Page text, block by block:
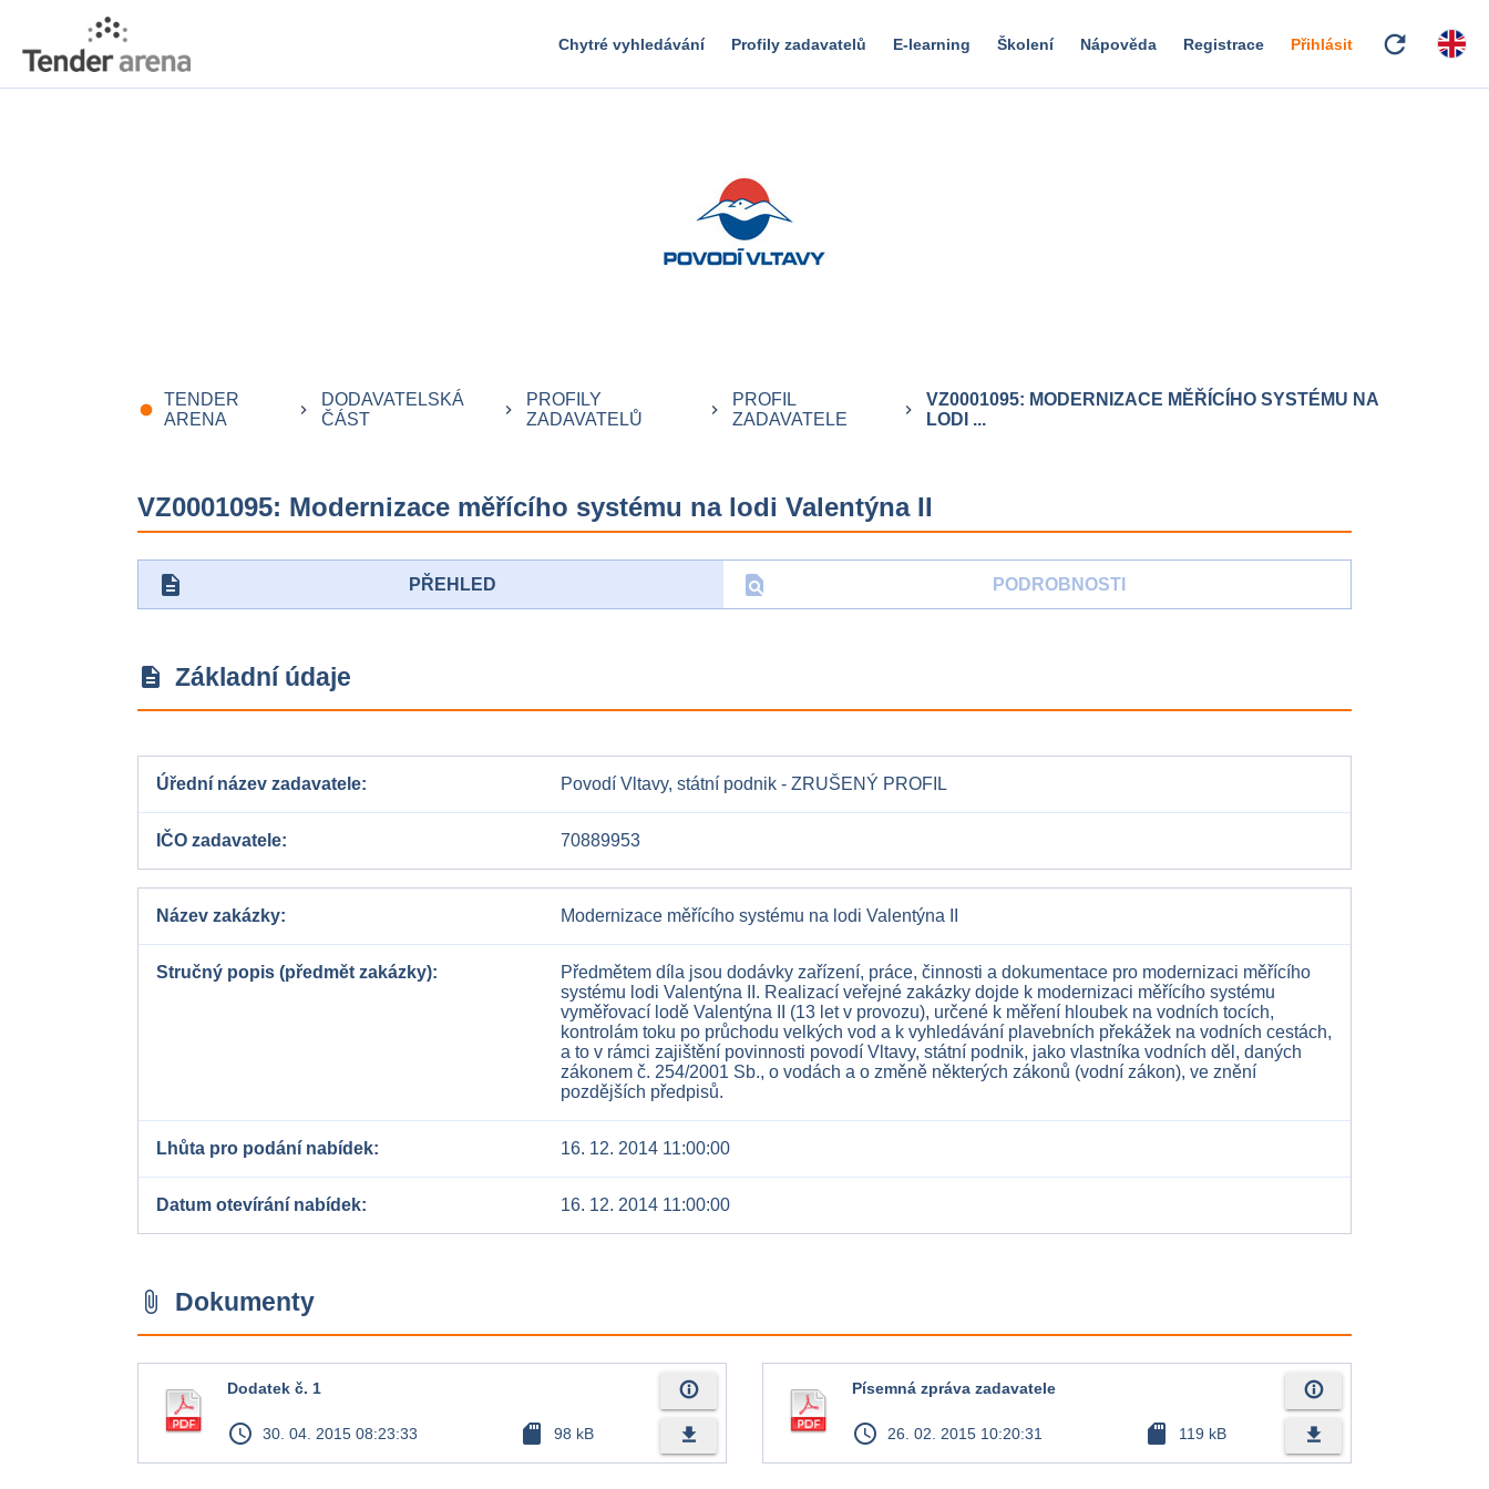
Chytré vyhledávání Profily zadavatelů E-learning Školení Nápověda Registrace Přihlásit refresh
fiber_manual_record
TENDER
ARENA
keyboard_arrow_right
DODAVATELSKÁ
ČÁST
keyboard_arrow_right
PROFILY
ZADAVATELŮ
keyboard_arrow_right
PROFIL
ZADAVATELE
keyboard_arrow_right
VZ0001095: MODERNIZACE MĚŘÍCÍHO SYSTÉMU NA
LODI ...
VZ0001095: Modernizace měřícího systému na lodi Valentýna II
description PŘEHLED find_in_page PODROBNOSTI
description Základní údaje
Úřední název zadavatele Povodí Vltavy, státní podnik - ZRUŠENÝ PROFIL
IČO zadavatele 70889953
Název zakázky Modernizace měřícího systému na lodi Valentýna II
Stručný popis (předmět zakázky)
Předmětem díla jsou dodávky zařízení, práce, činnosti a dokumentace pro modernizaci měřícího
systému lodi Valentýna II. Realizací veřejné zakázky dojde k modernizaci měřícího systému
vyměřovací lodě Valentýna II (13 let v provozu), určené k měření hloubek na vodních tocích,
kontrolám toku po průchodu velkých vod a k vyhledávání plavebních překážek na vodních cestách,
a to v rámci zajištění povinnosti povodí Vltavy, státní podnik, jako vlastníka vodních děl, daných
zákonem č. 254/2001 Sb., o vodách a o změně některých zákonů (vodní zákon), ve znění
Lhůta pro podání nabídek 16. 12. 2014 11:00:00
Datum otevírání nabídek 16. 12. 2014 11:00:00
attach_file Dokumenty
Dodatek č. 1
access_time 30. 04. 2015 08:23:33 sd_card 98 kB
info_outline
file_download
Písemná zpráva zadavatele
access_time 26. 02. 2015 10:20:31 sd_card 119 kB
info_outline
file_download